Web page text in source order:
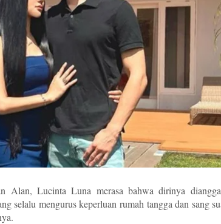
Alan, Lucinta Luna merasa bahwa dirinya
selalu mengurus keperluan rumah tangga dan sang